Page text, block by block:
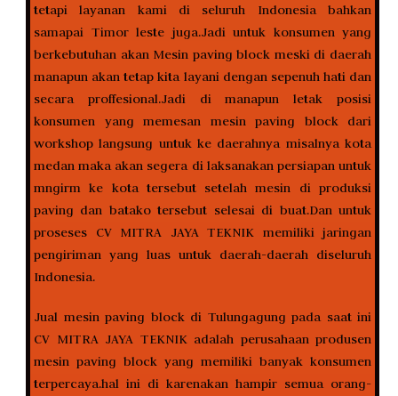
tetapi layanan kami di seluruh Indonesia bahkan
samapai Timor leste juga.Jadi untuk konsumen yang
berkebutuhan akan Mesin paving block meski di daerah
manapun akan tetap kita layani dengan sepenuh hati dan
secara proffesional.Jadi di manapun letak posisi
konsumen yang memesan mesin paving block dari
workshop langsung untuk ke daerahnya misalnya kota
medan maka akan segera di laksanakan persiapan untuk
mngirm ke kota tersebut setelah mesin di produksi
paving dan batako tersebut selesai di buat.Dan untuk
proseses CV MITRA JAYA TEKNIK memiliki jaringan
pengiriman yang luas untuk daerah-daerah diseluruh
Indonesia.
Jual mesin paving block di Tulungagung pada saat ini
CV MITRA JAYA TEKNIK adalah perusahaan produsen
mesin paving block yang memiliki banyak konsumen
terpercaya.hal ini di karenakan hampir semua orang-